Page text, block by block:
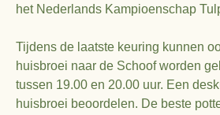
het Nederlands Kampioenschap
Tijdens de laatste keuring kunnen
huisbroei naar de Schoof worden
tussen 19.00 en 20.00 uur. Een
huisbroei beoordelen. De beste